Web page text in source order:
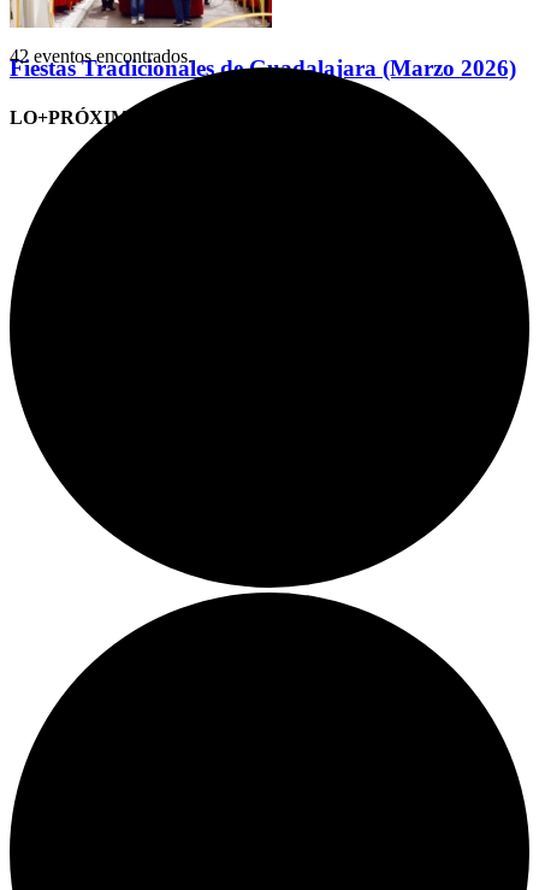
Fiestas Tradicionales de Guadalajara (Marzo 2026)
LO+PRÓXIMO (CITAS)
42 eventos encontrados.